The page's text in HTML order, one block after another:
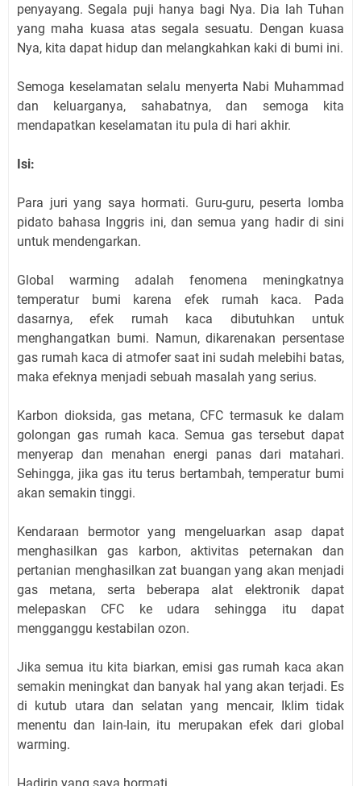
penyayang. Segala puji hanya bagi Nya. Dia lah Tuhan
yang maha kuasa atas segala sesuatu. Dengan kuasa
Nya, kita dapat hidup dan melangkahkan kaki di bumi ini.
Semoga keselamatan selalu menyerta Nabi Muhammad
dan keluarganya, sahabatnya, dan semoga kita
mendapatkan keselamatan itu pula di hari akhir.
Isi:
Para juri yang saya hormati. Guru-guru, peserta lomba
pidato bahasa Inggris ini, dan semua yang hadir di sini
untuk mendengarkan.
Global warming adalah fenomena meningkatnya
temperatur bumi karena efek rumah kaca. Pada
dasarnya, efek rumah kaca dibutuhkan untuk
menghangatkan bumi. Namun, dikarenakan persentase
gas rumah kaca di atmofer saat ini sudah melebihi batas,
maka efeknya menjadi sebuah masalah yang serius.
Karbon dioksida, gas metana, CFC termasuk ke dalam
golongan gas rumah kaca. Semua gas tersebut dapat
menyerap dan menahan energi panas dari matahari.
Sehingga, jika gas itu terus bertambah, temperatur bumi
akan semakin tinggi.
Kendaraan bermotor yang mengeluarkan asap dapat
menghasilkan gas karbon, aktivitas peternakan dan
pertanian menghasilkan zat buangan yang akan menjadi
gas metana, serta beberapa alat elektronik dapat
melepaskan CFC ke udara sehingga itu dapat
mengganggu kestabilan ozon.
Jika semua itu kita biarkan, emisi gas rumah kaca akan
semakin meningkat dan banyak hal yang akan terjadi. Es
di kutub utara dan selatan yang mencair, Iklim tidak
menentu dan lain-lain, itu merupakan efek dari global
warming.
Hadirin yang saya hormati.